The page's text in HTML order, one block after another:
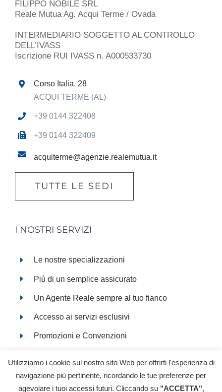
FILIPPO NOBILE SRL
Reale Mutua Ag. Acqui Terme / Ovada
INTERMEDIARIO SOGGETTO AL CONTROLLO
DELL’IVASS
Iscrizione RUI IVASS n. A000533730
Corso Italia, 28
ACQUI TERME (AL)
+39 0144 322408
+39 0144 322409
acquiterme@agenzie.realemutua.it
TUTTE LE SEDI
I NOSTRI SERVIZI
Le nostre specializzazioni
Più di un semplice assicurato
Un Agente Reale sempre al tuo fianco
Accesso ai servizi esclusivi
Promozioni e Convenzioni
Utilizziamo i cookie sul nostro sito Web per offrirti l'esperienza di
navigazione più pertinente, ricordando le tue preferenze per
agevolare i tuoi accessi futuri. Cliccando su "ACCETTA",